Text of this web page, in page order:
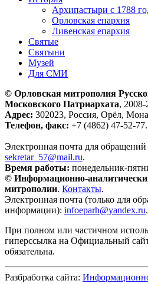
Архипастыри с 1788
Орловская епархия
Ливенская епархия
Святые
Святыни
Музей
Для СМИ
© Орловская митрополия
Московского Патриархата, 2008-
Адрес: 302023, Россия, Орёл,
Телефон, факс: +7 (4862) 47-52-77.
Электронная почта для
sekretar_57@mail.ru.
Время работы: понедельник-
© Информационно-
митрополии. Контакты.
Электронная почта (только для
информации): infoeparh@yandex.ru.
При полном или частичном
гиперссылка на Официальный
обязательна.
Разбработка сайта: